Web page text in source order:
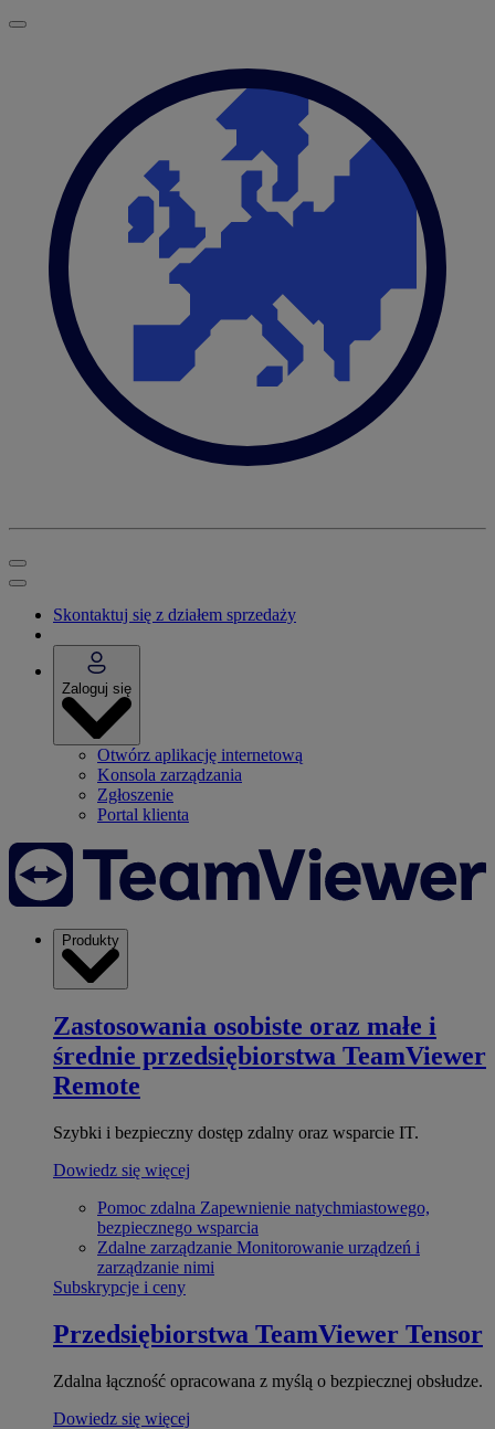
Skontaktuj się z działem sprzedaży
Zaloguj się
Otwórz aplikację internetową
Konsola zarządzania
Zgłoszenie
Portal klienta
Produkty
Zastosowania osobiste oraz małe i
średnie przedsiębiorstwa TeamViewer
Remote
Szybki i bezpieczny dostęp zdalny oraz wsparcie IT.
Dowiedz się więcej
Pomoc zdalna Zapewnienie natychmiastowego,
bezpiecznego wsparcia
Zdalne zarządzanie Monitorowanie urządzeń i
zarządzanie nimi
Subskrypcje i ceny
Przedsiębiorstwa TeamViewer Tensor
Zdalna łączność opracowana z myślą o bezpiecznej obsłudze.
Dowiedz się więcej